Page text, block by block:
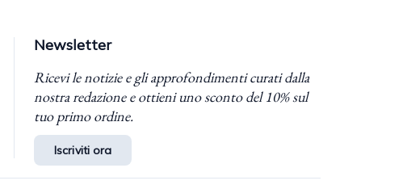
Newsletter
Ricevi le notizie e gli approfondimenti curati dalla
nostra redazione e ottieni uno sconto del 10% sul
tuo primo ordine.
Iscriviti ora